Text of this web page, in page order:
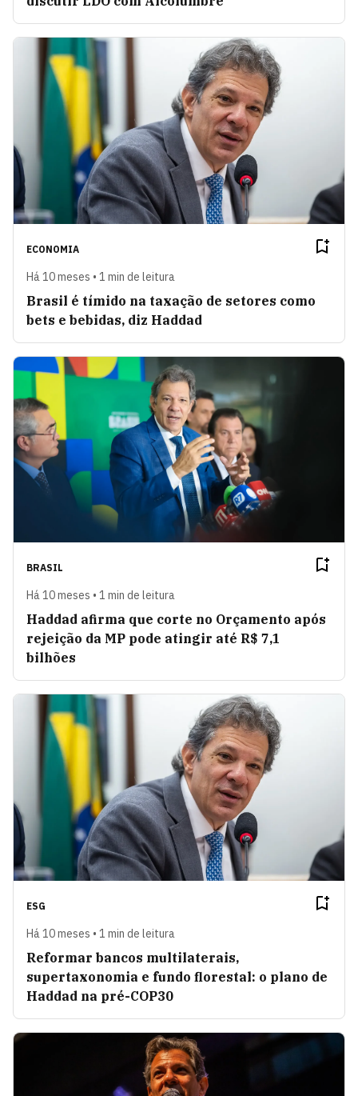
ECONOMIA
Há 10 meses • 1 min de leitura
Brasil é tímido na taxação de setores como
bets e bebidas, diz Haddad
BRASIL
Há 10 meses • 1 min de leitura
Haddad afirma que corte no Orçamento após
rejeição da MP pode atingir até R$ 7,1
bilhões
ESG
Há 10 meses • 1 min de leitura
Reformar bancos multilaterais,
supertaxonomia e fundo florestal: o plano de
Haddad na pré-COP30